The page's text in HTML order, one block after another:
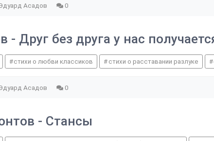
Асадов 0
- Друг без друга у нас
стихи о любви классиков стихи о расставании разлуке
Асадов 0
- Стансы